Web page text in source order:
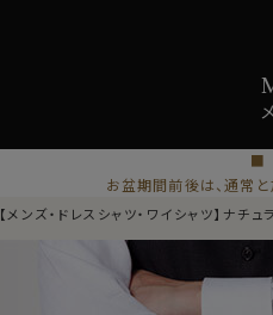
■
お盆期間前後は、通常
【メンズ・ドレスシャツ・ワイシャツ】ナチ